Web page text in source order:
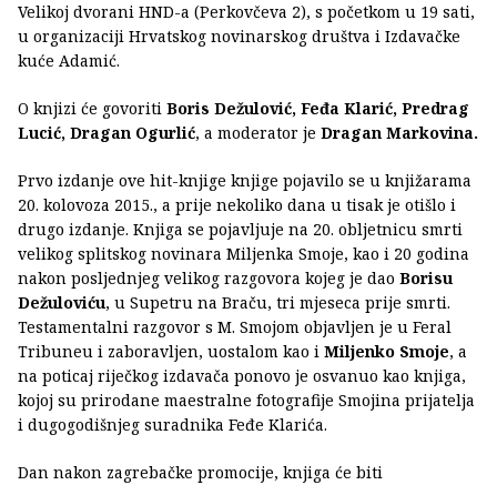
Velikoj dvorani HND-a (Perkovčeva 2), s početkom u 19 sati,
u organizaciji Hrvatskog novinarskog društva i Izdavačke
kuće Adamić.
O knjizi će govoriti Boris Dežulović, Feđa Klarić, Predrag
Lucić, Dragan Ogurlić, a moderator je Dragan Markovina.
Prvo izdanje ove hit-knjige knjige pojavilo se u knjižarama
20. kolovoza 2015., a prije nekoliko dana u tisak je otišlo i
drugo izdanje. Knjiga se pojavljuje na 20. obljetnicu smrti
velikog splitskog novinara Miljenka Smoje, kao i 20 godina
nakon posljednjeg velikog razgovora kojeg je dao Borisu
Dežuloviću, u Supetru na Braču, tri mjeseca prije smrti.
Testamentalni razgovor s M. Smojom objavljen je u Feral
Tribuneu i zaboravljen, uostalom kao i Miljenko Smoje, a
na poticaj riječkog izdavača ponovo je osvanuo kao knjiga,
kojoj su prirodane maestralne fotografije Smojina prijatelja
i dugogodišnjeg suradnika Feđe Klarića.
Dan nakon zagrebačke promocije, knjiga će biti